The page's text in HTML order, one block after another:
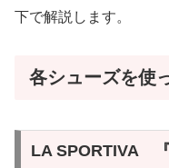
下で解説します。
各シューズを使
LA SPORTIVA 『